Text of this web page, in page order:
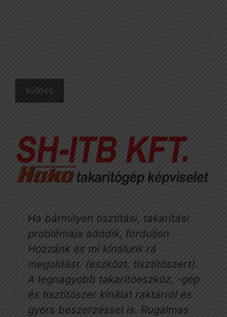
Ha bármilyen tisztítási, takarítási
problémája adódik, forduljon
Hozzánk és mi kínálunk rá
megoldást. (eszközt, tisztítószert).
A legnagyobb takarítóeszköz, -gép
és tisztítószer kínálat raktárról és
gyors beszerzéssel is. Rugalmas